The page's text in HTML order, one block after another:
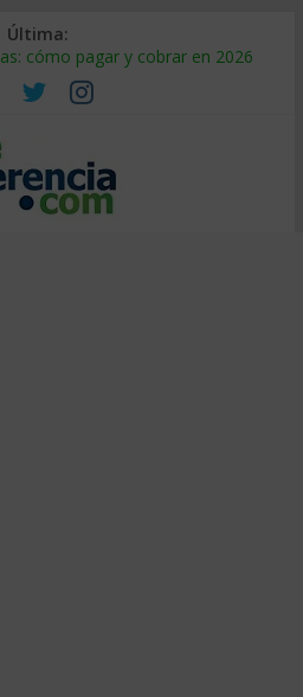
Última:
cómo pagar y cobrar en 2026
y por qué sale tan caro
cómo auditarla a tiempo
de suministro: qué hacer
cómo segmentarlo y venderle